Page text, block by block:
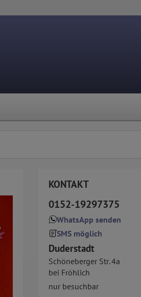
KONTAKT
0152-19297375
WhatsApp senden
SMS möglich
Duderstadt
Schöneberger Str. 4a
bei Fröhlich
nur besuchbar